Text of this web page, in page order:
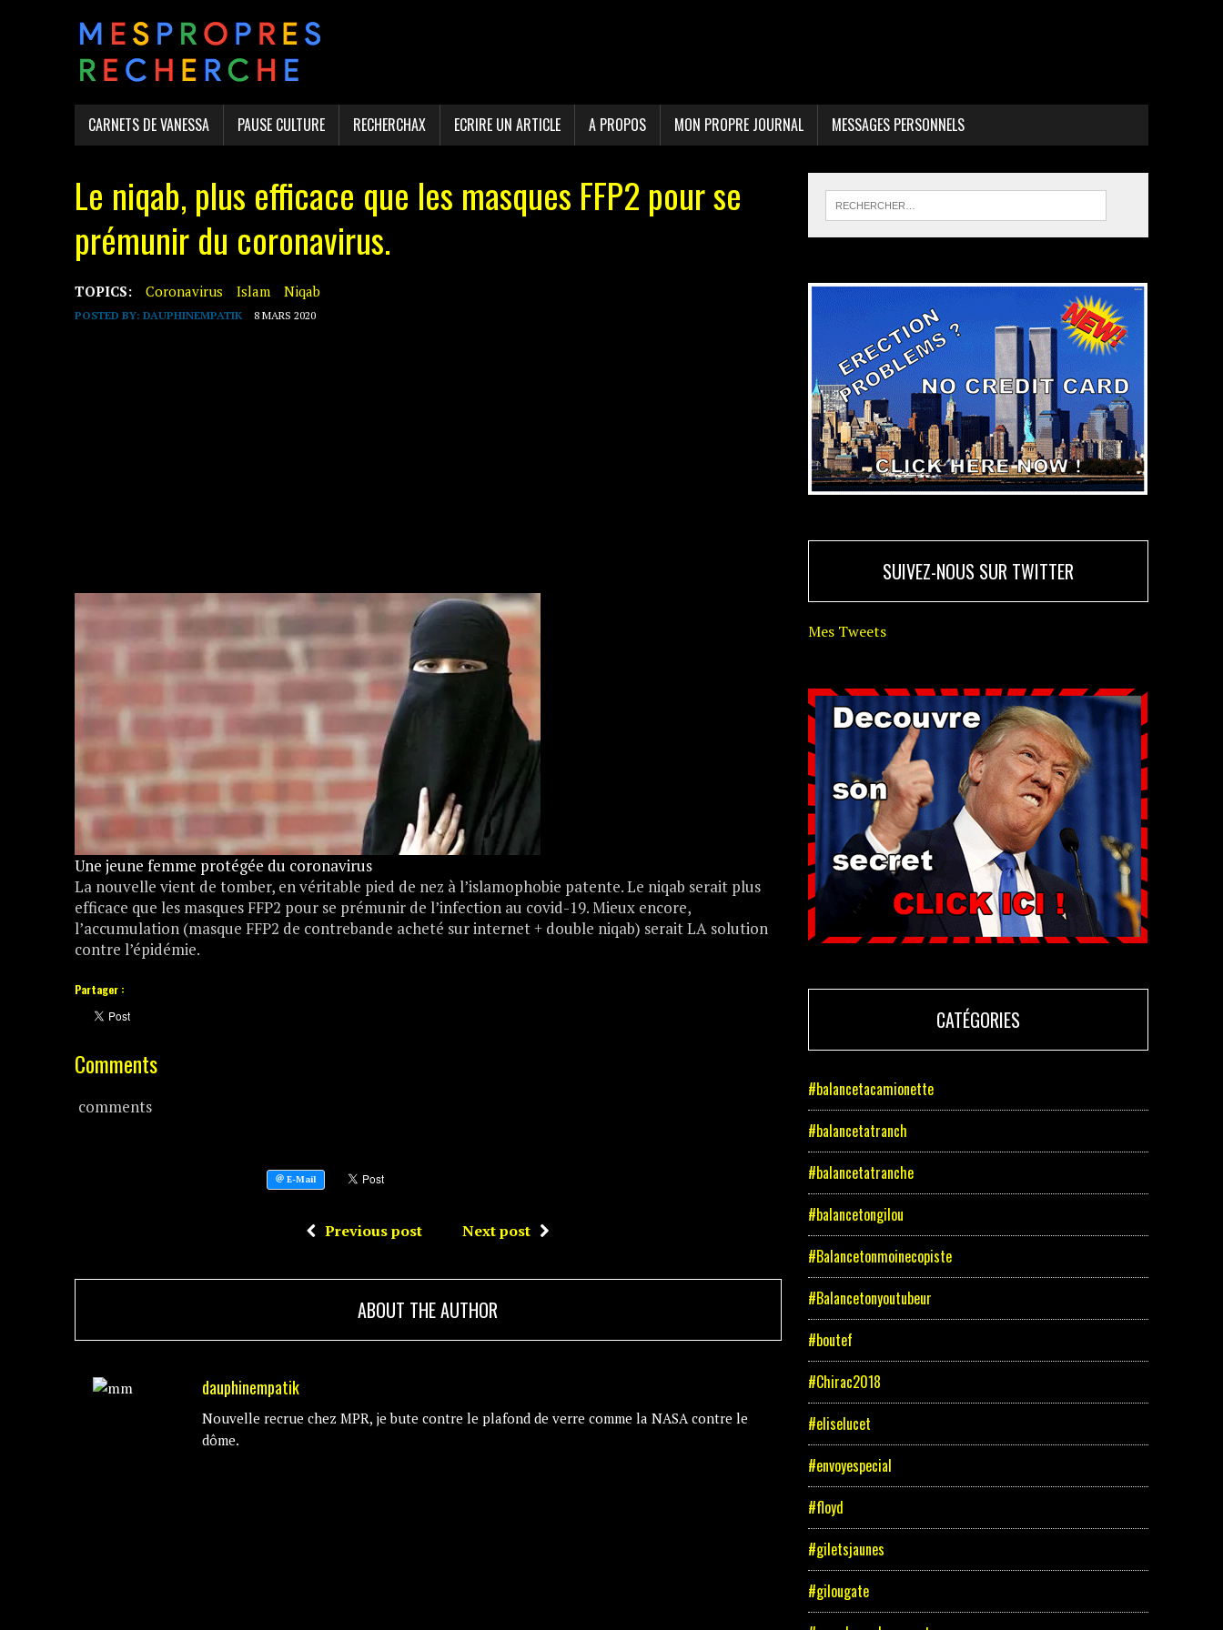
CARNETS DE VANESSA PAUSE CULTURE RECHERCHAX ECRIRE UN ARTICLE A PROPOS MON PROPRE JOURNAL MESSAGES PERSONNELS
Le niqab, plus efficace que les masques FFP2 pour se
prémunir du coronavirus.
TOPICS: Coronavirus Islam Niqab
POSTED BY: DAUPHINEMPATIK 8 MARS 2020
Une jeune femme protégée du coronavirus
La nouvelle vient de tomber, en véritable pied de nez à l’islamophobie patente. Le niqab serait plus
efficace que les masques FFP2 pour se prémunir de l’infection au covid-19. Mieux encore,
l’accumulation (masque FFP2 de contrebande acheté sur internet + double niqab) serait LA solution
contre l’épidémie.
Partager :
Comments
comments
Previous post Next post
ABOUT THE AUTHOR
dauphinempatik
Nouvelle recrue chez MPR, je bute contre le plafond de verre comme la NASA contre le
dôme.
SUIVEZ-NOUS SUR TWITTER
Mes Tweets
CATÉGORIES
#balancetacamionette
#balancetatranch
#balancetatranche
#balancetongilou
#Balancetonmoinecopiste
#Balancetonyoutubeur
#boutef
#Chirac2018
#eliselucet
#envoyespecial
#floyd
#giletsjaunes
#gilougate